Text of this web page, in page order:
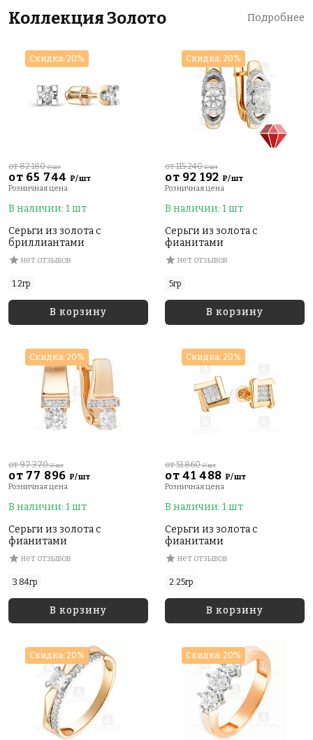
Коллекция Золото Подробнее
от 65 744 ₽/шт
от 82 180₽/шт
Розничная цена
В наличии: 1 шт
Серьги из золота с
бриллиантами
нет отзывов
1.2гр
В корзину
Скидка: 20%
от 92 192 ₽/шт
от 115 240₽/шт
Розничная цена
В наличии: 1 шт
Серьги из золота с
фианитами
нет отзывов
5гр
В корзину
Скидка: 20%
от 77 896 ₽/шт
от 97 370₽/шт
Розничная цена
В наличии: 1 шт
Серьги из золота с
фианитами
нет отзывов
3.84гр
В корзину
Скидка: 20%
от 41 488 ₽/шт
от 51 860₽/шт
Розничная цена
В наличии: 1 шт
Серьги из золота с
фианитами
нет отзывов
2.25гр
В корзину
Скидка: 20%
Скидка: 20% Скидка: 20%